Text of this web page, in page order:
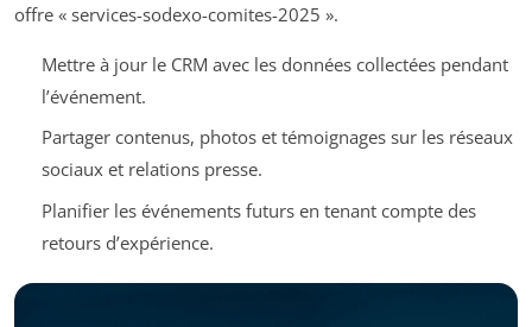
offre « services-sodexo-comites-2025 ».
Mettre à jour le CRM avec les données collectées pendant
l’événement.
Partager contenus, photos et témoignages sur les réseaux
sociaux et relations presse.
Planifier les événements futurs en tenant compte des
retours d’expérience.